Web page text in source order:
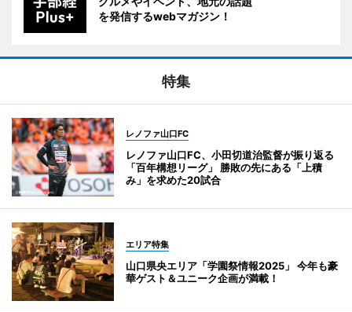
を発信するwebマガジン！
特集
レノファ山口FC
レノファ山口FC、小田切道治監督が振り返る
「百年構想リーグ」 勝敗の先にある「上積
み」を求めた20試合
エリア特集
山口県央エリア「学園祭情報2025」 今年も豪
華ゲスト＆ユニーク企画が満載！